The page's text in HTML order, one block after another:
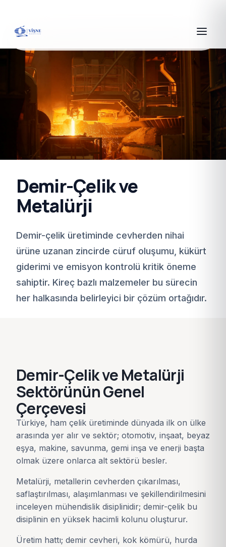
Demir-Çelik ve
Metalürji
Demir-çelik üretiminde cevherden nihai
ürüne uzanan zincirde cüruf oluşumu, kükürt
giderimi ve emisyon kontrolü kritik öneme
sahiptir. Kireç bazlı malzemeler bu sürecin
her halkasında belirleyici bir çözüm ortağıdır.
Demir-Çelik ve Metalürji
Sektörünün Genel
Çerçevesi
Türkiye, ham çelik üretiminde dünyada ilk on ülke
arasında yer alır ve sektör; otomotiv, inşaat, beyaz
eşya, makine, savunma, gemi inşa ve enerji başta
olmak üzere onlarca alt sektörü besler.
Metalürji, metallerin cevherden çıkarılması,
saflaştırılması, alaşımlanması ve şekillendirilmesini
inceleyen mühendislik disiplinidir; demir-çelik bu
disiplinin en yüksek hacimli kolunu oluşturur.
Üretim hattı; demir cevheri, kok kömürü, hurda